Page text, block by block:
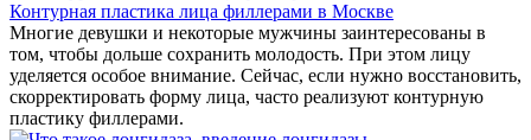
Контурная пластика лица филлерами в Москве
Многие девушки и некоторые мужчины заинтересованы в
том, чтобы дольше сохранить молодость. При этом лицу
уделяется особое внимание. Сейчас, если нужно восстановить,
скорректировать форму лица, часто реализуют контурную
пластику филлерами .